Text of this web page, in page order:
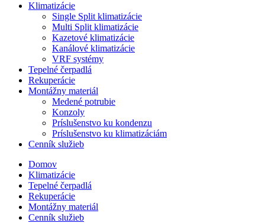
Klimatizácie
Single Split klimatizácie
Multi Split klimatizácie
Kazetové klimatizácie
Kanálové klimatizácie
VRF systémy
Tepelné čerpadlá
Rekuperácie
Montážny materiál
Medené potrubie
Konzoly
Príslušenstvo ku kondenzu
Príslušenstvo ku klimatizáciám
Cenník služieb
Domov
Klimatizácie
Tepelné čerpadlá
Rekuperácie
Montážny materiál
Cenník služieb